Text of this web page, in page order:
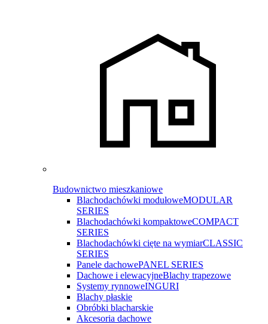
Budownictwo mieszkaniowe
Blachodachówki modułoweMODULAR
SERIES
Blachodachówki kompaktoweCOMPACT
SERIES
Blachodachówki cięte na wymiarCLASSIC
SERIES
Panele dachowePANEL SERIES
Dachowe i elewacyjneBlachy trapezowe
Systemy rynnoweINGURI
Blachy płaskie
Obróbki blacharskie
Akcesoria dachowe